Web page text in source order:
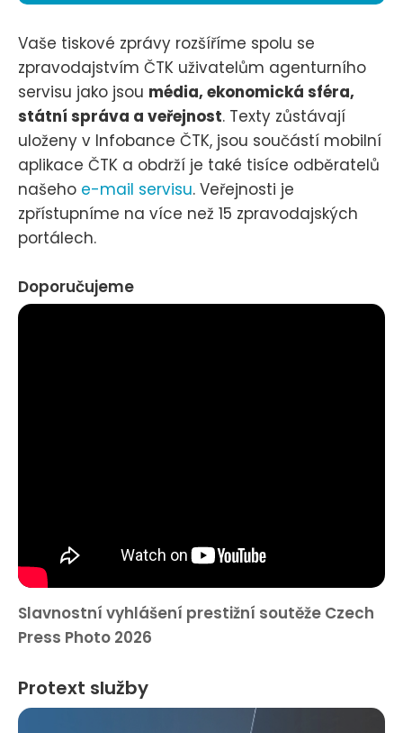
Vaše tiskové zprávy rozšíříme spolu se
zpravodajstvím ČTK uživatelům agenturního
servisu jako jsou média, ekonomická sféra,
státní správa a veřejnost. Texty zůstávají
uloženy v Infobance ČTK, jsou součástí mobilní
aplikace ČTK a obdrží je také tisíce odběratelů
našeho e-mail servisu. Veřejnosti je
zpřístupníme na více než 15 zpravodajských
portálech.
Doporučujeme
Slavnostní vyhlášení prestižní soutěže Czech
Press Photo 2026
Protext služby